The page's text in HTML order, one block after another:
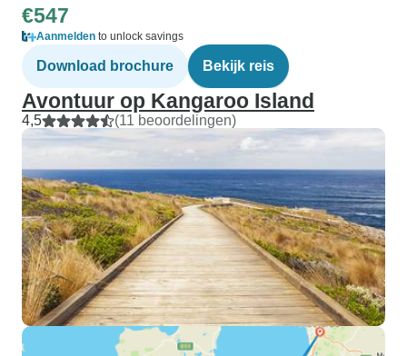
€547
Aanmelden to unlock savings
Download brochure Bekijk reis
Avontuur op Kangaroo Island
4,5 (11 beoordelingen)